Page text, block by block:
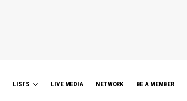
LISTS LIVE MEDIA NETWORK BE A MEMBER